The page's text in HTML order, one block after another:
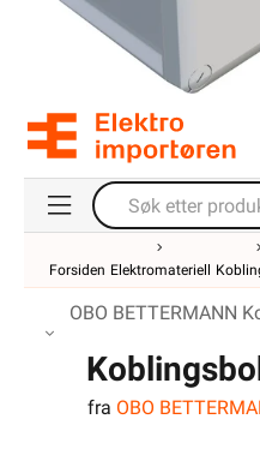
Forsiden Elektromateriell
OBO BETTERMANN
fra OBO